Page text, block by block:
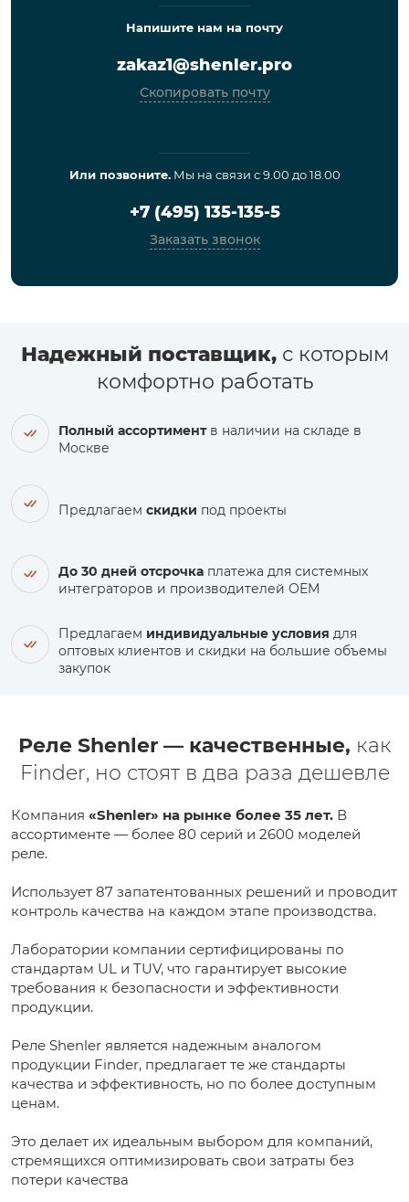
Напишите нам на почту
zakaz1@shenler.pro
Скопировать почту
Или позвоните.Мы на связи с 9.00 до 18.00
+7 (495) 135-135-5
Заказать звонок
Надежный поставщик,с которым
комфортно работать
Полный ассортиментв наличии на складе в
Москве
Предлагаем скидки под проекты
До 30 дней отсрочка платежа для системных
интеграторов и производителей ОЕМ
Предлагаем индивидуальные условия для
оптовых клиентов и скидки на большие объемы
закупок
Реле Shenler — качественные, как
Finder, но стоят в два раза дешевле
Компания «Shenler» на рынке более 35 лет. В
ассортименте — более 80 серий и 2600 моделей
реле.
Использует 87 запатентованных решений и проводит
контроль качества на каждом этапе производства.
Лаборатории компании сертифицированы по
стандартам UL и TUV, что гарантирует высокие
требования к безопасности и эффективности
продукции.
Реле Shenler является надежным аналогом
продукции Finder, предлагает те же стандарты
качества и эффективность, но по более доступным
ценам.
Это делает их идеальным выбором для компаний,
стремящихся оптимизировать свои затраты без
потери качества